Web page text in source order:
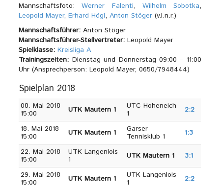
Mannschaftsfoto:Werner Falenti, Wilhelm Sobotka,
Leopold Mayer,Erhard Högl,Anton Stöger (v.l.n.r.)
Mannschaftsführer: Anton Stöger
Mannschaftsführer-Stellvertreter: Leopold Mayer
Spielklasse: Kreisliga A
Trainingszeiten: Dienstag und Donnerstag 09:00 – 11:00
Uhr (Ansprechperson: Leopold Mayer, 0650/7948444)
Spielplan 2018
08. Mai 2018
15:00
UTK Mautern 1
UTC Hoheneich
1
2:2
18. Mai 2018
15:00
UTK Mautern 1
Garser
Tennisklub 1
1:3
22. Mai 2018
15:00
UTK Langenlois
1
UTK Mautern 1
3:1
29. Mai 2018
15:00
UTK Mautern 1
UTK Langenlois
1
2:2